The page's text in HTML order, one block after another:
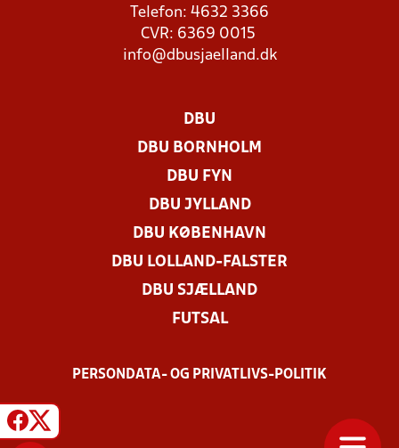
Telefon: 4632 3366
CVR: 6369 0015
info@dbusjaelland.dk
DBU
DBU BORNHOLM
DBU FYN
DBU JYLLAND
DBU KØBENHAVN
DBU LOLLAND-FALSTER
DBU SJÆLLAND
FUTSAL
PERSONDATA- OG PRIVATLIVS-POLITIK